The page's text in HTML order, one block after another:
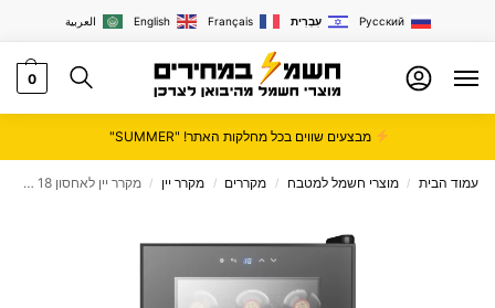
العربية English Français עִבְרִית Русский
0
מבצעים שווים בכל מחלקות האתר! "SUMMER"
עמוד הבית / מוצרי חשמל למטבח / מקררים / מקרר יין / מקרר יין לאחסון 18 בקבוקים BCW51B Landers